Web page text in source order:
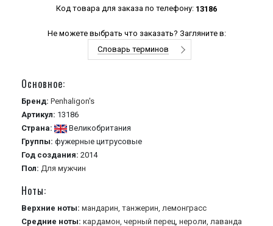
Код товара для заказа по телефону: 13186
Не можете выбрать что заказать? Загляните в:
Словарь терминов
Основное:
Бренд: Penhaligon's
Артикул: 13186
Страна:
Великобритания
Группы: фужерные цитрусовые
Год создания: 2014
Пол: Для мужчин
Ноты:
Верхние ноты: мандарин, танжерин, лемонграсс
Средние ноты: кардамон, черный перец, нероли, лаванда